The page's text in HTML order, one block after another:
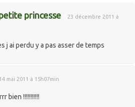
princesse
23 décembre 2011 à
j ai perdu y a pas asser de temps
14 mai 2011 à 15h07min
bien !!!!!!!!!!!